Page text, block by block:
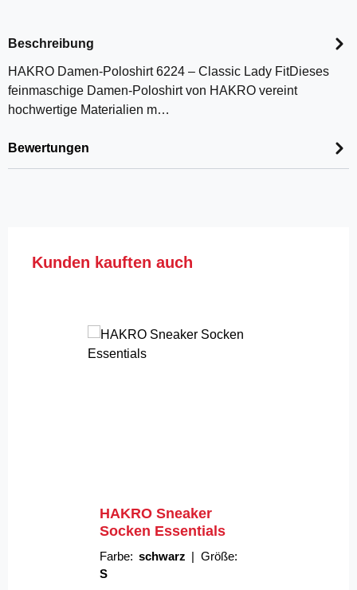
Beschreibung
HAKRO Damen-Poloshirt 6224 – Classic Lady FitDieses
feinmaschige Damen-Poloshirt von HAKRO vereint
hochwertige Materialien m…
Bewertungen
Produktgalerie überspringen
Kunden kauften auch
HAKRO Sneaker
Socken Essentials
Farbe: schwarz | Größe:
S